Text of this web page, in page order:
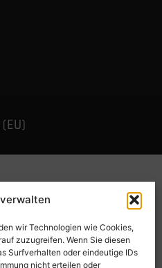
wir Technologien wie Cookies,
zuzugreifen. Wenn Sie diesen
Surfverhalten oder eindeutige IDs
nicht erteilen oder